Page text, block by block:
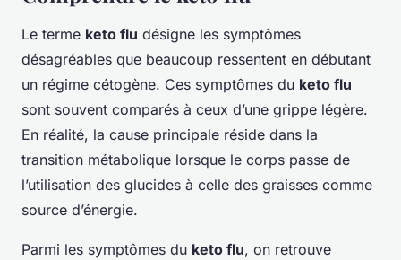
Le terme keto flu désigne les symptômes
désagréables que beaucoup ressentent en débutant
un régime cétogène. Ces symptômes du keto flu
sont souvent comparés à ceux d’une grippe légère.
En réalité, la cause principale réside dans la
transition métabolique lorsque le corps passe de
l’utilisation des glucides à celle des graisses comme
source d’énergie.
Parmi les symptômes du keto flu, on retrouve